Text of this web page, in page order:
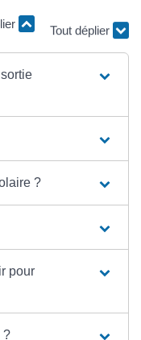
Tout déplier
?
pour
?